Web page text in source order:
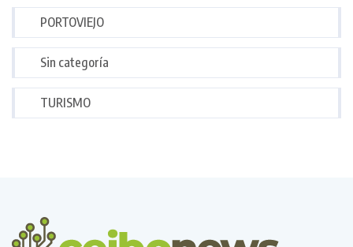
PORTOVIEJO
Sin categoría
TURISMO